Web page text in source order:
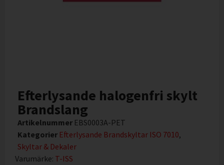
Efterlysande halogenfri skylt
Brandslang
Artikelnummer EBS0003A-PET
Kategorier Efterlysande Brandskyltar ISO 7010,
Skyltar & Dekaler
Varumärke: T-ISS